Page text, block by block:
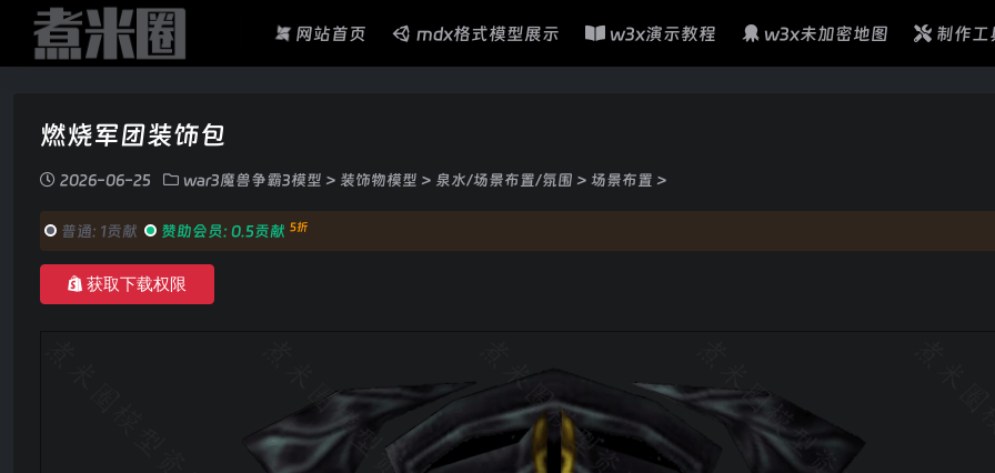
网站首页 mdx格式模型展示 w3x演示教程 w3x未加密地图 制作工
燃烧军团装饰包
2026-06-25 war3魔兽争霸3模型 > 装饰物模型 > 泉水/场景布置/氛围 > 场景布置 >
普通: 1贡献 赞助会员: 0.5贡献 5折
获取下载权限